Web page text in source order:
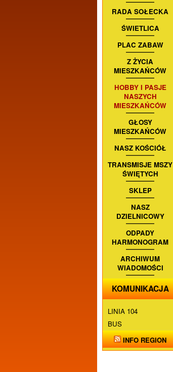
RADA SOŁECKA
ŚWIETLICA
PLAC ZABAW
Z ŻYCIA
MIESZKAŃCÓW
HOBBY I PASJE
NASZYCH
MIESZKAŃCÓW
GŁOSY
MIESZKAŃCÓW
NASZ KOŚCIÓŁ
TRANSMISJE MSZY
ŚWIĘTYCH
SKLEP
NASZ
DZIELNICOWY
ODPADY
HARMONOGRAM
ARCHIWUM
WIADOMOŚCI
KOMUNIKACJA
LINIA 104
BUS
INFO REGION